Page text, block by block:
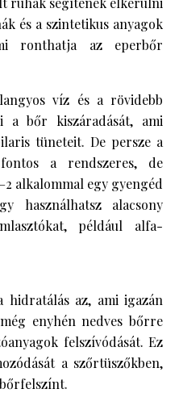
és a szintetikus anyagok
ronthatja az eperbőr
víz és a rövidebb
a bőr kiszáradását, ami
tüneteit. De persze a
a rendszeres, de
alkalommal egy gyengéd
használhatsz alacsony
például alfa-
hidratálás az, ami igazán
enyhén nedves bőrre
felszívódását. Ez
a szőrtüszőkben,